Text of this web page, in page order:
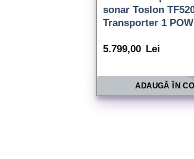
sonar Toslon
Transporter 1
5.799,00 Lei
ADAUGĂ ÎN